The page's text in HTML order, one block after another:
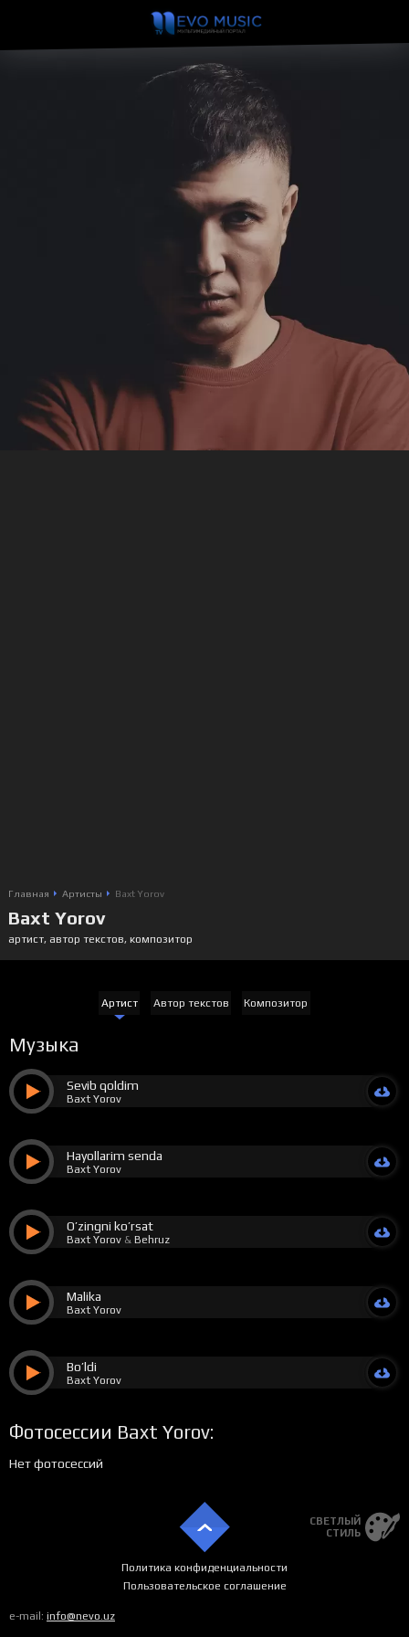
Главная Артисты Baxt Yorov
Baxt Yorov
артист, автор текстов, композитор
Артист Автор текстов Композитор
Музыка
Sevib qoldim
Baxt Yorov
Hayollarim senda
Baxt Yorov
O’zingni ko’rsat
Baxt Yorov& Behruz
Malika
Baxt Yorov
Bo’ldi
Baxt Yorov
Фотосессии Baxt Yorov:
Нет фотосессий
СВЕТЛЫЙ
СТИЛЬ
Политика конфиденциальности
Пользовательское соглашение
e-mail: info@nevo.uz